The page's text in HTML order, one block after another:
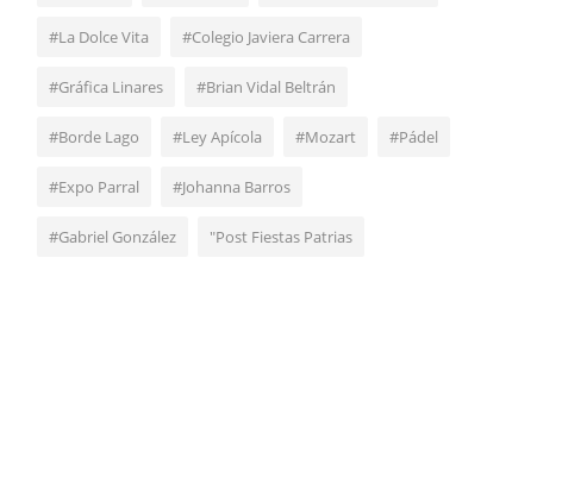
#La Dolce Vita #Colegio Javiera Carrera
#Gráfica Linares #Brian Vidal Beltrán
#Borde Lago #Ley Apícola #Mozart #Pádel
#Expo Parral #Johanna Barros
#Gabriel González "Post Fiestas Patrias